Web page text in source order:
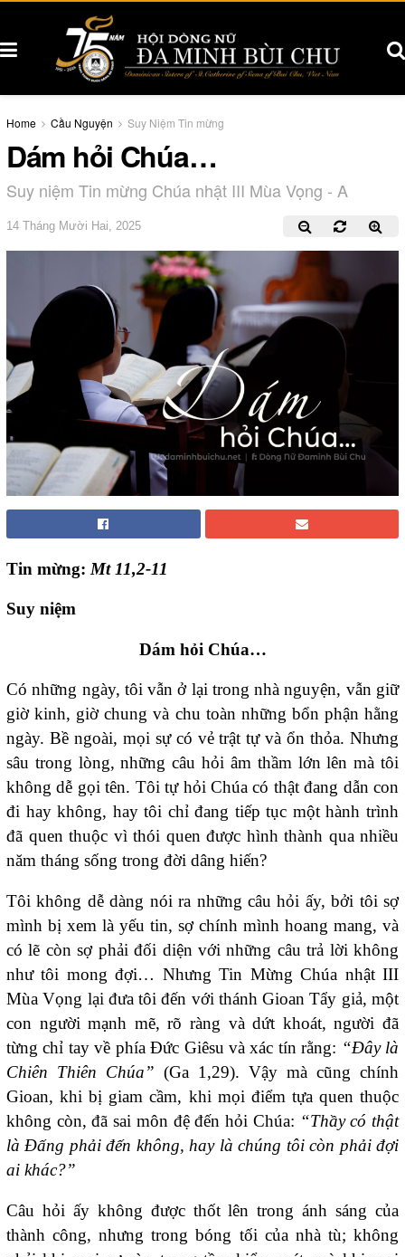
Home Cầu Nguyện Suy Niệm Tin mừng
Dám hỏi Chúa…
Suy niệm Tin mừng Chúa nhật III Mùa Vọng - A
14 Tháng Mười Hai, 2025
Tin mừng: Mt 11,2-11
Suy niệm
Dám hỏi Chúa…
Có những ngày, tôi vẫn ở lại trong nhà nguyện, vẫn giữ
giờ kinh, giờ chung và chu toàn những bổn phận hằng
ngày. Bề ngoài, mọi sự có vẻ trật tự và ổn thỏa. Nhưng
sâu trong lòng, những câu hỏi âm thầm lớn lên mà tôi
không dễ gọi tên. Tôi tự hỏi Chúa có thật đang dẫn con
đi hay không, hay tôi chỉ đang tiếp tục một hành trình
đã quen thuộc vì thói quen được hình thành qua nhiều
năm tháng sống trong đời dâng hiến?
Tôi không dễ dàng nói ra những câu hỏi ấy, bởi tôi sợ
mình bị xem là yếu tin, sợ chính mình hoang mang, và
có lẽ còn sợ phải đối diện với những câu trả lời không
như tôi mong đợi… Nhưng Tin Mừng Chúa nhật III
Mùa Vọng lại đưa tôi đến với thánh Gioan Tẩy giả, một
con người mạnh mẽ, rõ ràng và dứt khoát, người đã
từng chỉ tay về phía Đức Giêsu và xác tín rằng: “Đây là
Chiên Thiên Chúa” (Ga 1,29). Vậy mà cũng chính
Gioan, khi bị giam cầm, khi mọi điểm tựa quen thuộc
không còn, đã sai môn đệ đến hỏi Chúa: “Thầy có thật
là Đấng phải đến không, hay là chúng tôi còn phải đợi
ai khác?”
Câu hỏi ấy không được thốt lên trong ánh sáng của
thành công, nhưng trong bóng tối của nhà tù; không